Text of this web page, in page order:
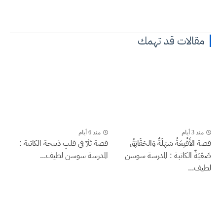
مقالات قد تهمك
منذ 3 أيام
قصة الأَقْنِعَةُ سَهْلَةٌ وَالحَقَائِقُ
صَعْبَةٌ الكاتبة : المدرسة سوسن
لطيف...
منذ 6 أيام
قصة ثأرٌ في قلبِ ذبيحة الكاتبة :
المدرسة سوسن لطيف...